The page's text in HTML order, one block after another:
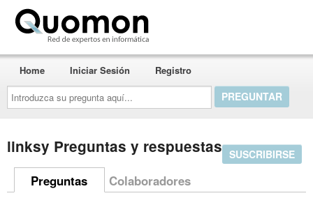
Introduzca
su
pregunta
aquí...
Home Iniciar Sesión Registro
linksy Preguntas y respuestas SUSCRIBIRSE
Preguntas Colaboradores